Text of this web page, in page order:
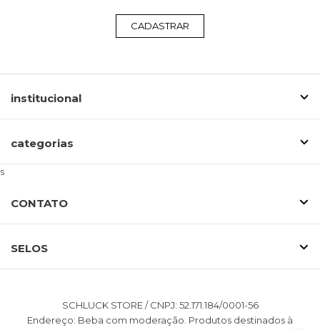
CADASTRAR
institucional
categorias
s
CONTATO
SELOS
SCHLUCK STORE / CNPJ: 52.171.184/0001-56
Endereço: Beba com moderação. Produtos destinados à